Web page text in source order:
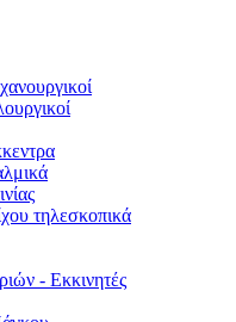
τηλεσκοπικά
- Εκκινητές